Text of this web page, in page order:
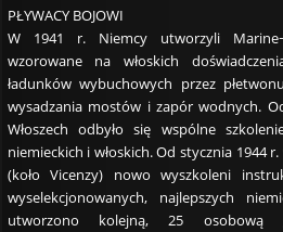
PŁYWACY BOJOWI
W 1941 r. Niemcy utworzyli
wzorowane na włoskich
ładunków wybuchowych przez
wysadzania mostów i zapór wodnych.
Włoszech odbyło się wspólne
niemieckich i włoskich. Od stycznia 1944
(koło Vicenzy) nowo wyszkoleni
wyselekcjonowanych, najlepszych
utworzono kolejną, 25 osobową